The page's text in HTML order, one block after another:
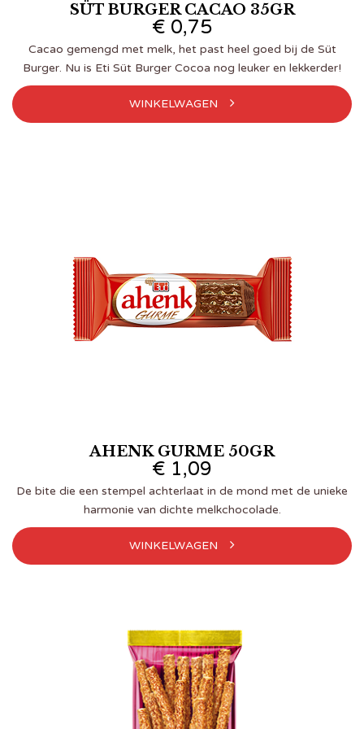
SÜT BURGER CACAO 35GR
€ 0,75
Cacao gemengd met melk, het past heel goed bij de Süt
Burger. Nu is Eti Süt Burger Cocoa nog leuker en lekkerder!
WINKELWAGEN
AHENK GURME 50GR
€ 1,09
De bite die een stempel achterlaat in de mond met de unieke
harmonie van dichte melkchocolade.
WINKELWAGEN